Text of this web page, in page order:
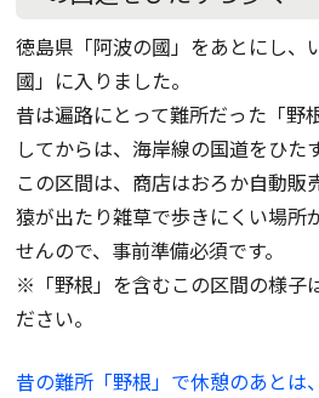
徳島県「阿波の國」をあとにし、
國」に入りました。
昔は遍路にとって難所だった「野
してからは、海岸線の国道をひた
この区間は、商店はおろか自動販
猿が出たり雑草で歩きにくい場所
せんので、事前準備必須です。
※「野根」を含むこの区間の様子
ださい。
昔の難所「野根」で休憩のあとは